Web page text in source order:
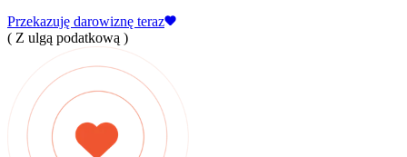
Przekazuję darowiznę teraz
( Z ulgą podatkową )